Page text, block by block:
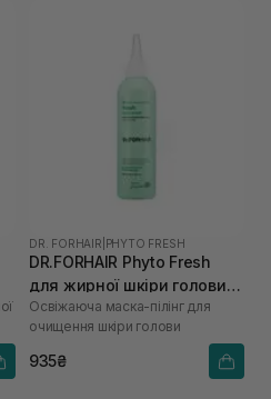
DR. FORHAIR PHYTO FRESH
DR.FORHAIR Phyto Fresh
для жирної шкіри голови
200 мл
Освіжаюча маска-пілінг для
очищення шкіри голови
935₴